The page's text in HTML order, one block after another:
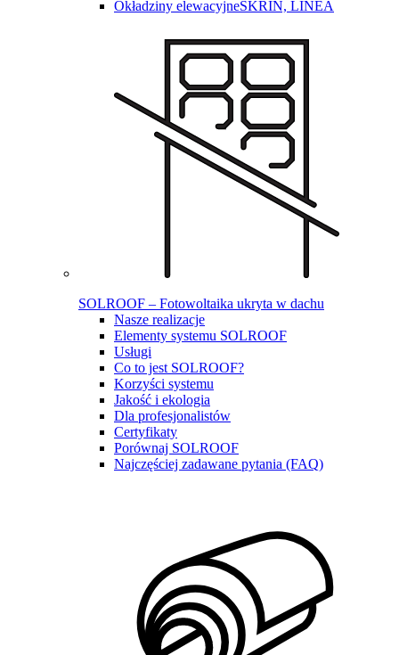
Okładziny elewacyjneSKRIN, LINEA
SOLROOF – Fotowoltaika ukryta w dachu
Nasze realizacje
Elementy systemu SOLROOF
Usługi
Co to jest SOLROOF?
Korzyści systemu
Jakość i ekologia
Dla profesjonalistów
Certyfikaty
Porównaj SOLROOF
Najczęściej zadawane pytania (FAQ)